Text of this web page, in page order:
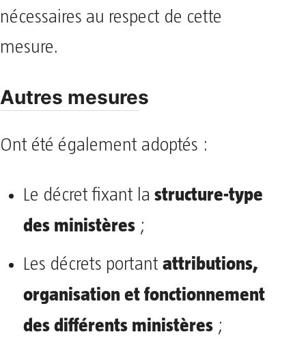
nécessaires au respect de cette
mesure.
Autres mesures
Ont été également adoptés :
Le décret fixant la structure-type
des ministères;
Les décrets portant attributions,
organisation et fonctionnement
des différents ministères;